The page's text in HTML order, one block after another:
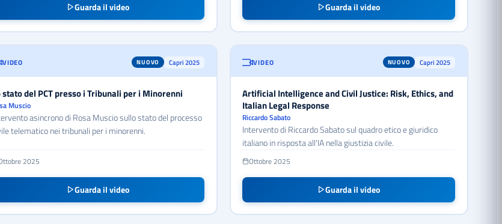
Guarda il video Guarda il video
VIDEO NUOVO Capri 2025
stato del PCT presso i Tribunali per i Minorenni
Muscio
asincrono di Rosa Muscio sullo stato del processo
telematico nei tribunali per i minorenni.
2025
Guarda il video
VIDEO NUOVO Capri 2025
Artificial Intelligence and Civil Justice: Risk, Ethics, and
Italian Legal Response
Riccardo Sabato
Intervento di Riccardo Sabato sul quadro etico e giuridico
italiano in risposta all'IA nella giustizia civile.
Ottobre 2025
Guarda il video